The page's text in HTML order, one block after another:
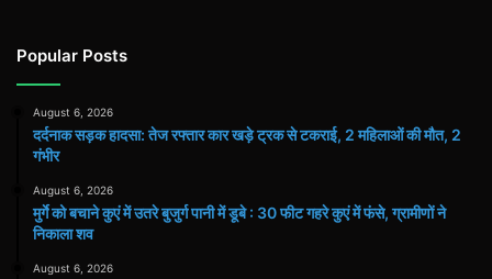
Popular Posts
August 6, 2026
दर्दनाक सड़क हादसा: तेज रफ्तार कार खड़े ट्रक से टकराई, 2 महिलाओं की मौत, 2
गंभीर
August 6, 2026
मुर्गे को बचाने कुएं में उतरे बुजुर्ग पानी में डूबे : 30 फीट गहरे कुएं में फंसे, ग्रामीणों ने
निकाला शव
August 6, 2026